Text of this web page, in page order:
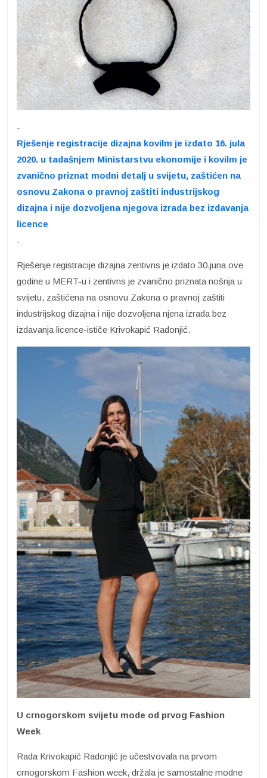
-
Rješenje registracije dizajna kovilm je izdato 16. jula
2020. u tadašnjem Ministarstvu ekonomije i kovilm je
zvanično priznat modni detalj u svijetu, zaštićen na
osnovu Zakona o pravnoj zaštiti industrijskog
dizajna i nije dozvoljena njegova izrada bez izdavanja
licence
.
Rješenje registracije dizajna zentivns je izdato 30.juna ove
godine u MERT-u i zentivns je zvanično priznata nošnja u
svijetu, zaštićena na osnovu Zakona o pravnoj zaštiti
industrijskog dizajna i nije dozvoljena njena izrada bez
izdavanja licence-ističe Krivokapić Radonjić.
U crnogorskom svijetu mode od prvog Fashion
Week
Rada Krivokapić Radonjić je učestvovala na prvom
crnogorskom Fashion week, držala je samostalne modne